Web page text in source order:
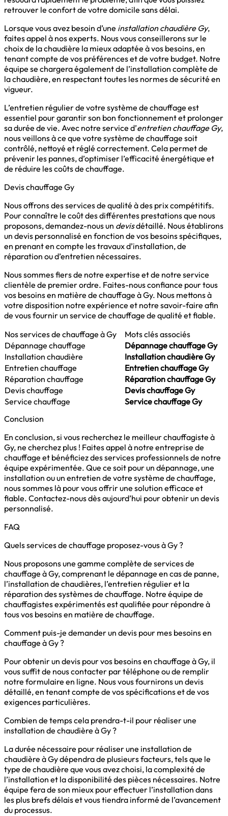
retrouver le confort de votre domicile sans délai.
Lorsque vous avez besoin d’une installation chaudière Gy,
faites appel à nos experts. Nous vous conseillerons sur le
choix de la chaudière la mieux adaptée à vos besoins, en
tenant compte de vos préférences et de votre budget. Notre
équipe se chargera également de l’installation complète de
la chaudière, en respectant toutes les normes de sécurité en
vigueur.
L’entretien régulier de votre système de chauffage est
essentiel pour garantir son bon fonctionnement et prolonger
sa durée de vie. Avec notre service d’entretien chauffage Gy,
nous veillons à ce que votre système de chauffage soit
contrôlé, nettoyé et réglé correctement. Cela permet de
prévenir les pannes, d’optimiser l’efficacité énergétique et
de réduire les coûts de chauffage.
Devis chauffage Gy
Nous offrons des services de qualité à des prix compétitifs.
Pour connaître le coût des différentes prestations que nous
proposons, demandez-nous un devisdétaillé. Nous établirons
un devis personnalisé en fonction de vos besoins spécifiques,
en prenant en compte les travaux d’installation, de
réparation ou d’entretien nécessaires.
Nous sommes fiers de notre expertise et de notre service
clientèle de premier ordre. Faites-nous confiance pour tous
vos besoins en matière de chauffage à Gy. Nous mettons à
votre disposition notre expérience et notre savoir-faire afin
de vous fournir un service de chauffage de qualité et fiable.
Nos services de chauffage à Gy
Mots clés associés
Dépannage chauffage
Dépannage chauffage Gy
Installation chaudière
Installation chaudière Gy
Entretien chauffage
Entretien chauffage Gy
Réparation chauffage
Réparation chauffage Gy
Devis chauffage
Devis chauffage Gy
Service chauffage
Service chauffage Gy
Conclusion
En conclusion, si vous recherchez le meilleur chauffagiste à
Gy, ne cherchez plus ! Faites appel à notre entreprise de
chauffage et bénéficiez des services professionnels de notre
équipe expérimentée. Que ce soit pour un dépannage, une
installation ou un entretien de votre système de chauffage,
nous sommes là pour vous offrir une solution efficace et
fiable. Contactez-nous dès aujourd’hui pour obtenir un devis
personnalisé.
FAQ
Quels services de chauffage proposez-vous à Gy ?
Nous proposons une gamme complète de services de
chauffage à Gy, comprenant le dépannage en cas de panne,
l’installation de chaudières, l’entretien régulier et la
réparation des systèmes de chauffage. Notre équipe de
chauffagistes expérimentés est qualifiée pour répondre à
tous vos besoins en matière de chauffage.
Comment puis-je demander un devis pour mes besoins en
chauffage à Gy ?
Pour obtenir un devis pour vos besoins en chauffage à Gy, il
vous suffit de nous contacter par téléphone ou de remplir
notre formulaire en ligne. Nous vous fournirons un devis
détaillé, en tenant compte de vos spécifications et de vos
exigences particulières.
Combien de temps cela prendra-t-il pour réaliser une
installation de chaudière à Gy ?
La durée nécessaire pour réaliser une installation de
chaudière à Gy dépendra de plusieurs facteurs, tels que le
type de chaudière que vous avez choisi, la complexité de
l’installation et la disponibilité des pièces nécessaires. Notre
équipe fera de son mieux pour effectuer l’installation dans
les plus brefs délais et vous tiendra informé de l’avancement
du processus.